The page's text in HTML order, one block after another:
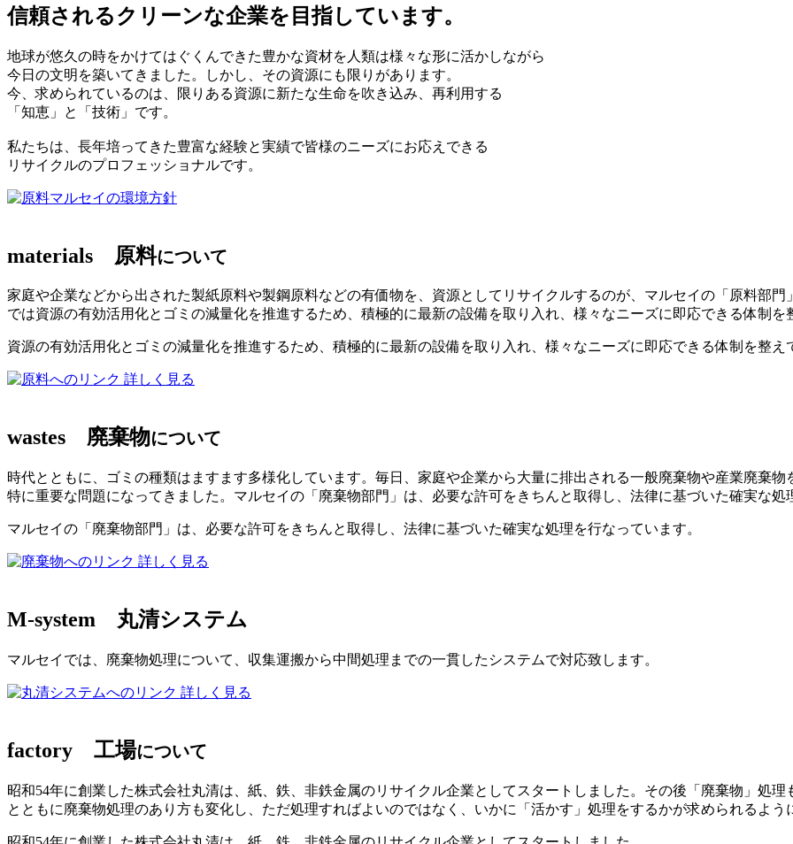
信頼されるクリーンな企業を目指しています。
地球が悠久の時をかけてはぐくんできた豊かな資材を人類は様々な形に活かしながら
今日の文明を築いてきました。しかし、その資源にも限りがあります。
今、求められているのは、限りある資源に新たな生命を吹き込み、再利用する
「知恵」と「技術」です。
私たちは、長年培ってきた豊富な経験と実績で皆様のニーズにお応えできる
リサイクルのプロフェッショナルです。
マルセイの環境方針
materials 原料について
家庭や企業などから出された製紙原料や製鋼原料などの有価物を、資源としてリサイクルするのが、マルセイの「原料部
では資源の有効活用化とゴミの減量化を推進するため、積極的に最新の設備を取り入れ、様々なニーズに即応できる体制を
資源の有効活用化とゴミの減量化を推進するため、積極的に最新の設備を取り入れ、様々なニーズに即応できる体制を整え
詳しく見る
wastes 廃棄物について
時代とともに、ゴミの種類はますます多様化しています。毎日、家庭や企業から大量に排出される一般廃棄物や産業廃棄物
特に重要な問題になってきました。マルセイの「廃棄物部門」は、必要な許可をきちんと取得し、法律に基づいた確実な処
マルセイの「廃棄物部門」は、必要な許可をきちんと取得し、法律に基づいた確実な処理を行なっています。
詳しく見る
M-system 丸清システム
マルセイでは、廃棄物処理について、収集運搬から中間処理までの一貫したシステムで対応致します。
詳しく見る
factory 工場について
昭和54年に創業した株式会社丸清は、紙、鉄、非鉄金属のリサイクル企業としてスタートしました。その後「廃棄物」処
とともに廃棄物処理のあり方も変化し、ただ処理すればよいのではなく、いかに「活かす」処理をするかが求められるよう